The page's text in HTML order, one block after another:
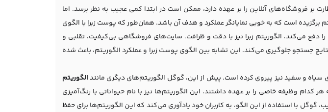
بر فروشگاه‌های آنلاین را بر عهده دارد، ممکن است در ابتدا کمی عجیب به نظر برسد. اما
برگزیده است که به خوبی نمایانگر عملکرد و هدف آن باشد. همان‌طور که پوست زبرا با الگوی
دفع می‌کند، الگوریتم زبرا نیز با دقت و ظرافت، سایت‌های فروشگاهی بی‌کیفیت، تقلبی و
جستجو جلوگیری می‌کند. این تشابه بین الگوی پوست زبرا و عملکرد الگوریتم، باعث شده
سیاه و سفید نیز پیروی کرده است. پیش از این، گوگل الگوریتم‌های دیگری مانندالگوریتم
هر کدام وظیفه خاصی را بر عهده داشتند. این الگوریتم‌ها نیز با نام حیواناتی با رنگ‌آمیزی
گوگل با استفاده از این الگو، به کاربران خود یادآوری می‌کند که این الگوریتم‌ها برای حفظ